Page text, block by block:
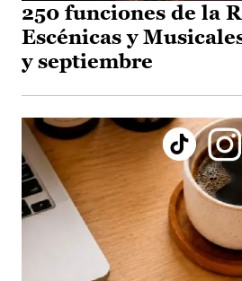
250 funciones de la
Escénicas y
y septiembre